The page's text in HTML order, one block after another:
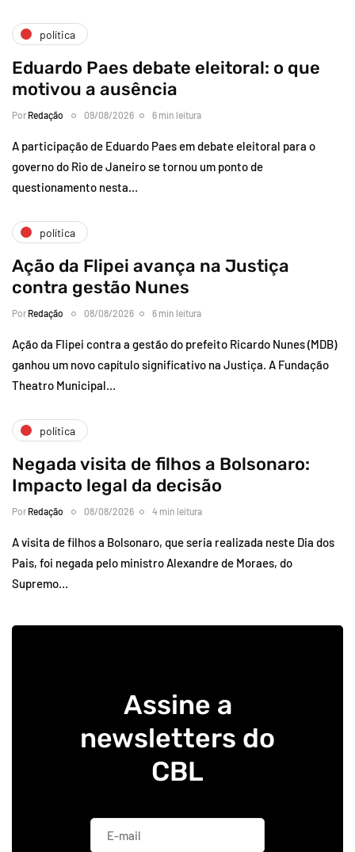
política
Eduardo Paes debate eleitoral: o que
motivou a ausência
Por Redação 09/08/2026 6 min leitura
A participação de Eduardo Paes em debate eleitoral para o
governo do Rio de Janeiro se tornou um ponto de
questionamento nesta…
política
Ação da Flipei avança na Justiça
contra gestão Nunes
Por Redação 08/08/2026 6 min leitura
Ação da Flipei contra a gestão do prefeito Ricardo Nunes (MDB)
ganhou um novo capítulo significativo na Justiça. A Fundação
Theatro Municipal…
política
Negada visita de filhos a Bolsonaro:
Impacto legal da decisão
Por Redação 08/08/2026 4 min leitura
A visita de filhos a Bolsonaro, que seria realizada neste Dia dos
Pais, foi negada pelo ministro Alexandre de Moraes, do
Supremo…
Assine a
newsletters do
CBL